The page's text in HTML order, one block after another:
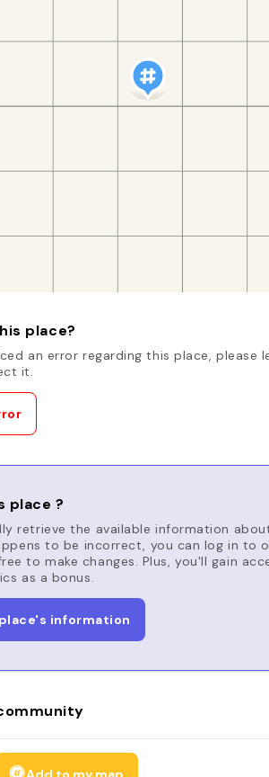
place?
an error regarding this place, please
it.
place ?
retrieve the available information
to be incorrect, you can log in to
to make changes. Plus, you'll gain
as a bonus.
information